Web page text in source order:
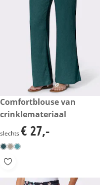
€ 27,-
Comfortblouse van
crinklemateriaal
€ 27,-
slechts € 27,-